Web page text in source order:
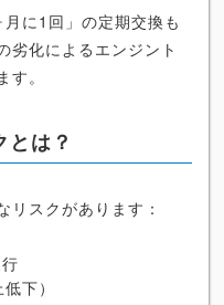
に1回」の定期交換も
劣化によるエンジント
。
は？
リスクがあります：
下）